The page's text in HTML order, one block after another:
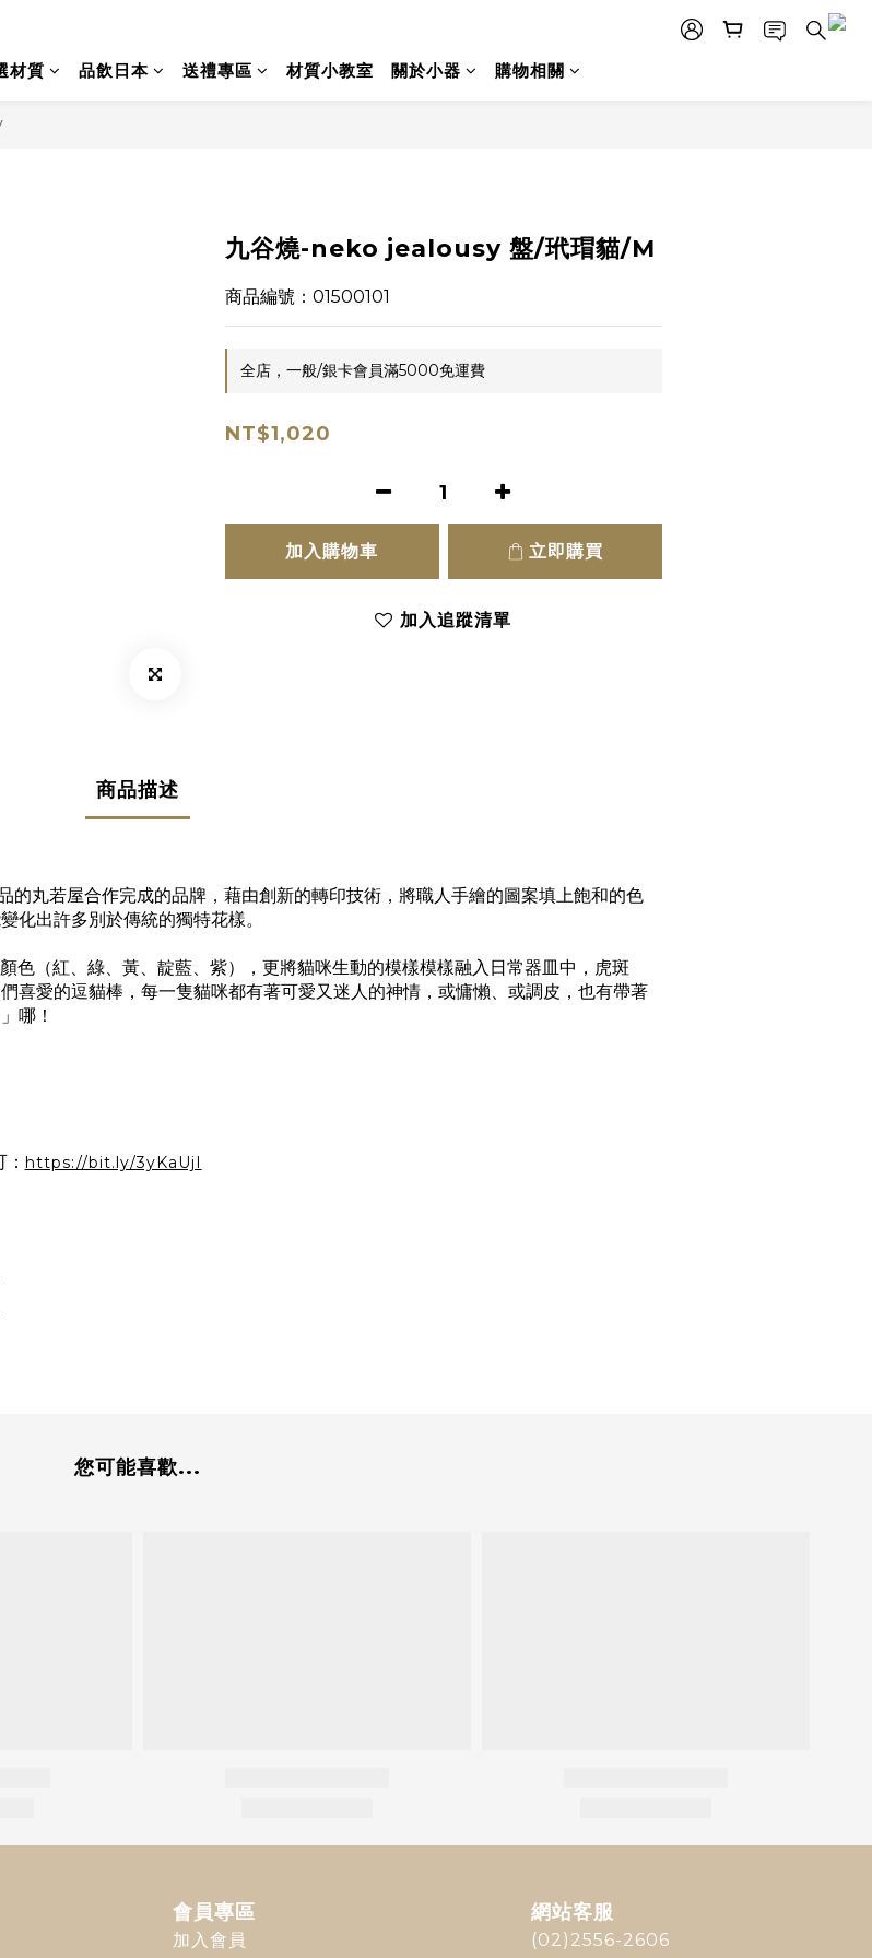
材質 品飲日本 送禮專區 材質小教室 關於小器 購物相關
九谷燒-neko jealousy 盤/玳瑁貓/M
商品編號：01500101
全店，一般/銀卡會員滿5000免運費
NT$1,020
加入購物車 立即購買
加入追蹤清單
商品描述
丸若屋合作完成的品牌，藉由創新的轉印技術，將職人手繪的圖案填上飽和的色
化出許多別於傳統的獨特花樣。
（紅、綠、黃、靛藍、紫），更將貓咪生動的模樣模樣融入日常器皿中，虎斑
喜愛的逗貓棒，每一隻貓咪都有著可愛又迷人的神情，或慵懶、或調皮，也有帶著
哪！
https://bit.ly/3yKaUjI
您可能喜歡...
會員專區
加入會員
網站客服
(02)2556-2606